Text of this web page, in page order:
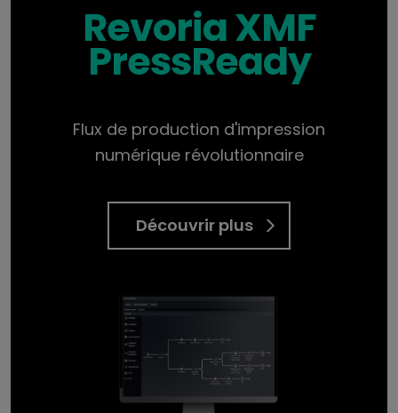
Revoria XMF
PressReady
Flux de production d'impression
numérique révolutionnaire
Découvrir plus